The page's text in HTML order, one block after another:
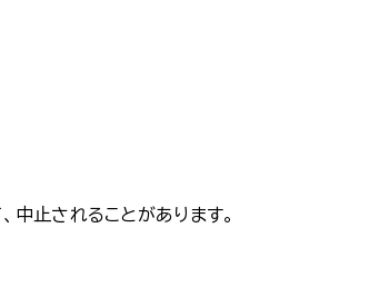
止されることがあります。